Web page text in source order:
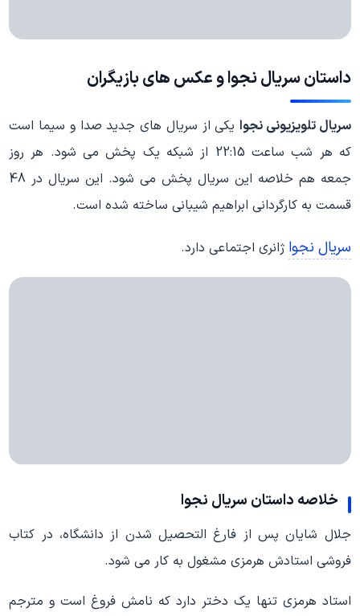
داستان سریال نجوا و عکس های بازیگران
سریال تلویزیونی نجوایکی از سریال های جدید صدا و سیما است
که هر شب ساعت 22:15 از شبکه یک پخش می شود. هر روز
جمعه هم خلاصه این سریال پخش می شود. این سریال در 48
قسمت به کارگردانی ابراهیم شیبانی ساخته شده است.
سریال نجوا ژانری اجتماعی دارد.
خلاصه داستان سریال نجوا
جلال شایان پس از فارغ التحصیل شدن از دانشگاه، در کتاب
فروشی استادش هرمزی مشغول به کار می شود.
استاد هرمزی تنها یک دختر دارد که نامش فروغ است و مترجم